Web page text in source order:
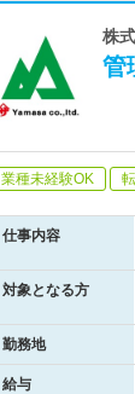
株
管
業種未経験OK
仕事内容
対象となる方
勤務地
給与